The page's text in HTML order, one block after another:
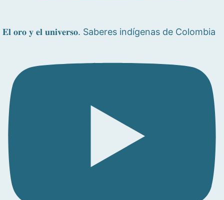
𝐄𝐥 𝐨𝐫𝐨 𝐲 𝐞𝐥 𝐮𝐧𝐢𝐯𝐞𝐫𝐬𝐨. Saberes indígenas de Colombia